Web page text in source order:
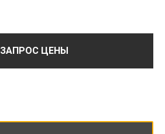
ЗАПРОС ЦЕНЫ